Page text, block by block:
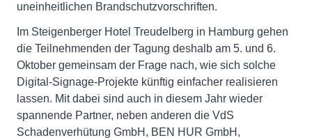
uneinheitlichen Brandschutzvorschriften.
Im Steigenberger Hotel Treudelberg in Hamburg gehen
die Teilnehmenden der Tagung deshalb am 5. und 6.
Oktober gemeinsam der Frage nach, wie sich solche
Digital-Signage-Projekte künftig einfacher realisieren
lassen. Mit dabei sind auch in diesem Jahr wieder
spannende Partner, neben anderen die VdS
Schadenverhütung GmbH, BEN HUR GmbH,